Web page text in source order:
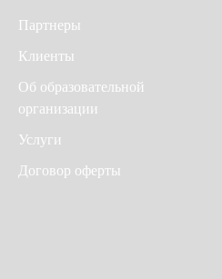
Партнеры
Клиенты
Об образовательной
организации
Услуги
Договор оферты